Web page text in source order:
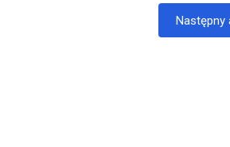
Następny